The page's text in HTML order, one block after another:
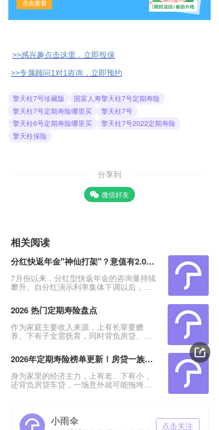
>>感兴趣点击这里，立即投保
>>专属顾问1对1咨询，立即预约
擎天柱7号珍藏版
国富人寿擎天柱7号定期寿险
擎天柱7号定期寿险哪里买
擎天柱7号
擎天柱6号定期寿险哪里买
擎天柱7号2022定期寿险
擎天柱保险
分享到
微信好友
相关阅读
分红快返年金"神仙打架"？意值有2.0深度测评！
7月份以来，分红型快返年金的咨询量持续
攀升。自分红演示利率集体下调以后，相
2.9%、30年IRR约2.6%的表现，快返年金
从第5年末起就能领约3%的年金及红利，
能更能快速抓住客户的眼球。&nbsp;在整
体热度上升的同时，各家保险公司也纷纷
推出主力产品，快返年金赛道进入&quot;
华等
2026 热门定期寿险盘点
作为家庭主要收入来源，上有长辈要赡
养、下有子女需抚育，同时背负房贷、车
济很容易陷入崩塌。定期寿险凭借低廉保
费、高额保障的优势，成为普通家庭门槛
最低、实用性最强的刚需保障。如今市面
上定寿产品层出不穷，不同产品在理赔规
则、健康告知、免责条款上差异明显，普
2026年定期寿险榜单更新！房贷一族必备！
身为家里的经济主力，上有老、下有小，
还背负房贷车贷，一场意外就可能拖垮全
有差别，普通人怎么挑选？&nbsp;今日更
小雨伞 点击关注